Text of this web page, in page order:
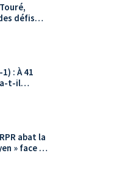
défis
: À 41
a-t-il
?
abat la
» face à